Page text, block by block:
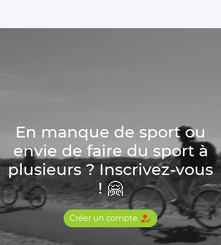
En manque de sport ou
envie de faire du sport à
plusieurs ? Inscrivez-vous
! 🤗
Créer un compte how_to_reg